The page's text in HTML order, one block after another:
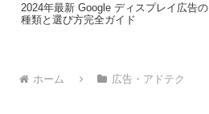
2024年最新 Google ディスプレイ広告の
種類と選び方完全ガイド
ホーム 広告・アドテク